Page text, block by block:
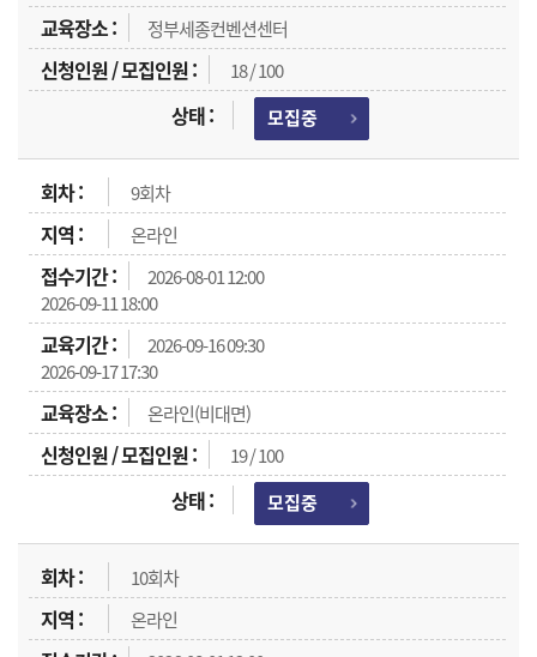
정부세종컨벤션센터
18 / 100
모집중
9회차
온라인
2026-08-01 12:00
2026-09-11 18:00
2026-09-16 09:30
2026-09-17 17:30
온라인(비대면)
19 / 100
모집중
10회차
온라인